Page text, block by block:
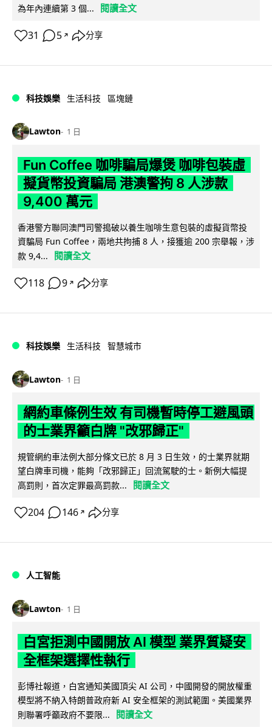
為年內連續第 3 個...
閱讀全文
31 5 ↗ 分享
科技娛樂 生活科技 區塊鏈
Lawton 1 日
Fun Coffee 咖啡騙局爆煲 咖啡包裝虛
擬貨幣投資騙局 港澳警拘 8 人涉款
9,400 萬元
香港警方聯同澳門司警搗破以養生咖啡生意包裝的虛擬貨幣投
資騙局 Fun Coffee，兩地共拘捕 8 人，接獲逾 200 宗舉報，涉
款 9,4...
閱讀全文
118 9 ↗ 分享
科技娛樂 生活科技 智慧城市
Lawton 1 日
網約車條例生效 有司機暫時停工避風頭
的士業界籲白牌 "改邪歸正"
規管網約車法例大部分條文已於 8 月 3 日生效，的士業界就期
望白牌車司機，能夠「改邪歸正」回流駕駛的士。新例大幅提
高罰則，首次定罪最高罰款...
閱讀全文
204 146 ↗ 分享
人工智能
Lawton 1 日
白宮拒測中國開放 AI 模型 業界質疑安
全框架選擇性執行
彭博社報道，白宮通知美國頂尖 AI 公司，中國開發的開放權重
模型將不納入特朗普政府新 AI 安全框架的測試範圍。美國業界
則聯署呼籲政府不要限...
閱讀全文